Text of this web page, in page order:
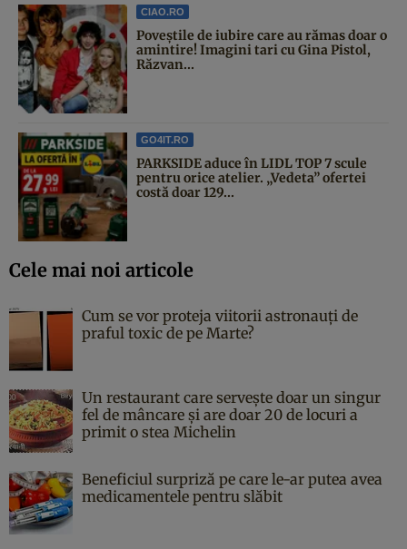
CIAO.RO
Poveştile de iubire care au rămas doar o
amintire! Imagini tari cu Gina Pistol,
Răzvan...
GO4IT.RO
PARKSIDE aduce în LIDL TOP 7 scule
pentru orice atelier. „Vedeta” ofertei
costă doar 129...
Cele mai noi articole
Cum se vor proteja viitorii astronauți de
praful toxic de pe Marte?
Un restaurant care servește doar un singur
fel de mâncare și are doar 20 de locuri a
primit o stea Michelin
Beneficiul surpriză pe care le-ar putea avea
medicamentele pentru slăbit